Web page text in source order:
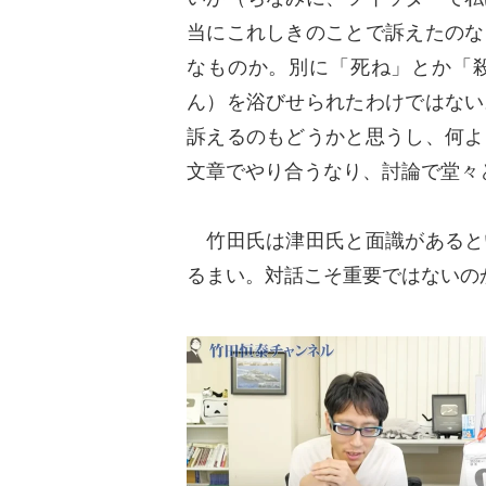
当にこれしきのことで訴えたの
なものか。別に「死ね」とか「
ん）を浴びせられたわけではな
訴えるのもどうかと思うし、何
文章でやり合うなり、討論で堂
竹田氏は津田氏と面識がある
るまい。対話こそ重要ではないの